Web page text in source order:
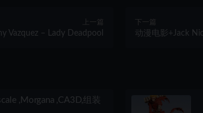
上一篇
Vazquez – Lady Deadpool
下一篇
动漫电影+Jack
,Morgana ,CA3D,组装